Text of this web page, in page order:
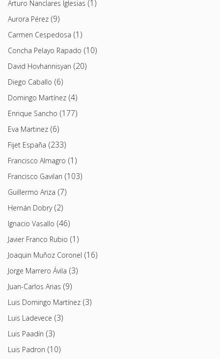
Arturo Nanclares Iglesias (1)
Aurora Pérez (9)
Carmen Cespedosa (1)
Concha Pelayo Rapado (10)
David Hovhannisyan (20)
Diego Caballo (6)
Domingo Martínez (4)
Enrique Sancho (177)
Eva Martinez (6)
Fijet España (233)
Francisco Almagro (1)
Francisco Gavilan (103)
Guillermo Ariza (7)
Hernán Dobry(2)
Ignacio Vasallo (46)
Javier Franco Rubio (1)
Joaquin Muñoz Coronel (16)
Jorge Marrero Ávila (3)
Juan-Carlos Arias (9)
Luis Domingo Martínez (3)
Luis Ladevece (3)
Luis Paadín (3)
Luis Padron (10)